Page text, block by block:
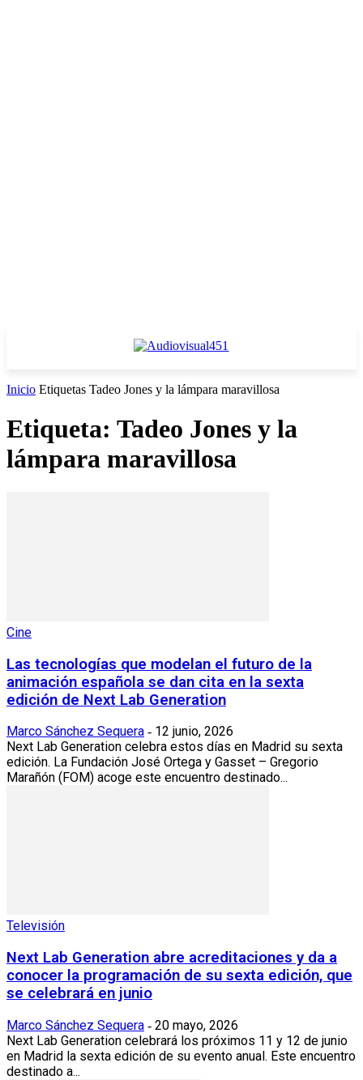
Inicio Etiquetas Tadeo Jones y la lámpara maravillosa
Etiqueta: Tadeo Jones y la
lámpara maravillosa
Cine
Las tecnologías que modelan el futuro de la
animación española se dan cita en la sexta
edición de Next Lab Generation
Marco Sánchez Sequera - 12 junio, 2026
Next Lab Generation celebra estos días en Madrid su sexta
edición. La Fundación José Ortega y Gasset – Gregorio
Marañón (FOM) acoge este encuentro destinado...
Televisión
Next Lab Generation abre acreditaciones y da a
conocer la programación de su sexta edición, que
se celebrará en junio
Marco Sánchez Sequera - 20 mayo, 2026
Next Lab Generation celebrará los próximos 11 y 12 de junio
en Madrid la sexta edición de su evento anual. Este encuentro
destinado a...